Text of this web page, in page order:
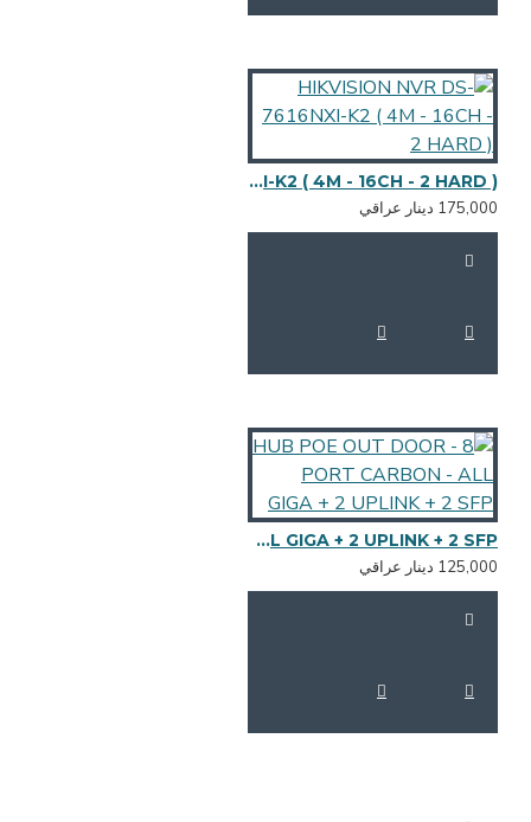
HIKVISION NVR DS-7616NXI-K2 ( 4M - 16CH - 2 HARD )
HUB POE OUT DOOR - 8 PORT CARBON - ALL GIGA + 2 UPLINK + 2 SFP